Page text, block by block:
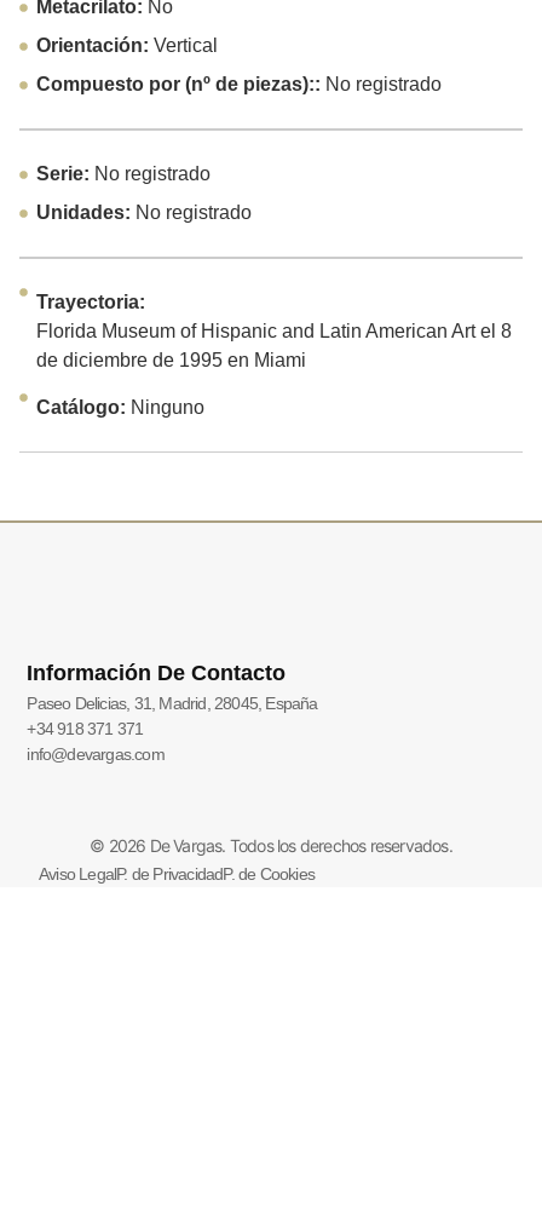
Metacrilato: No
Orientación: Vertical
Compuesto por (nº de piezas):: No registrado
Serie: No registrado
Unidades: No registrado
Trayectoria:
Florida Museum of Hispanic and Latin American Art el 8
de diciembre de 1995 en Miami
Catálogo: Ninguno
Información De Contacto
Paseo Delicias, 31, Madrid, 28045, España
+34 918 371 371
info@devargas.com
© 2026 De Vargas. Todos los derechos reservados.
Aviso LegalP. de PrivacidadP. de Cookies